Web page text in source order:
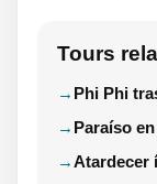
Tours
Phi Phi
Paraíso
Atardecer